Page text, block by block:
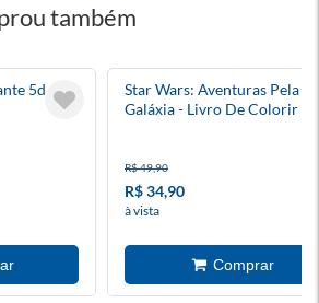
também
5d -
Star Wars: Aventuras Pela
Galáxia - Livro De Colorir
R$ 49,90
R$ 34,90
à vista